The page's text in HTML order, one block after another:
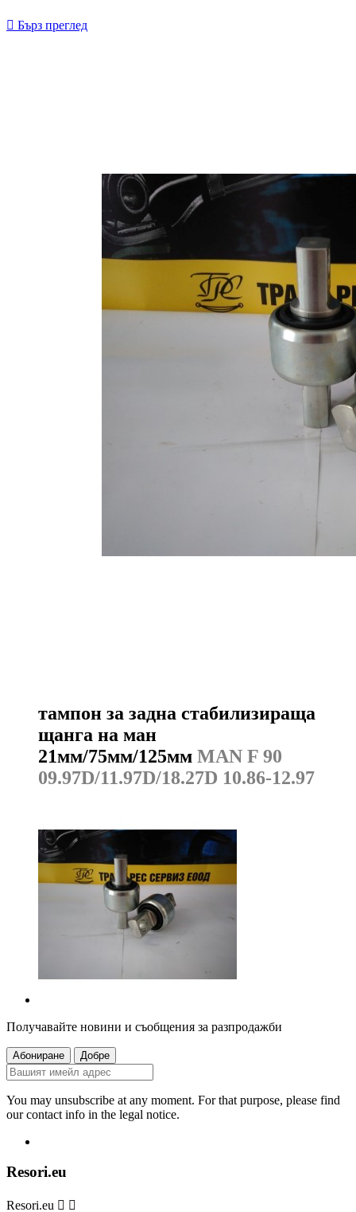
 Бърз преглед
тампон за задна стабилизираща
щанга на ман
21мм/75мм/125мм MAN F 90
09.97D/11.97D/18.27D 10.86-12.97
Получавайте новини и съобщения за разпродажби
You may unsubscribe at any moment. For that purpose, please find
our contact info in the legal notice.
Resori.eu
Resori.eu  